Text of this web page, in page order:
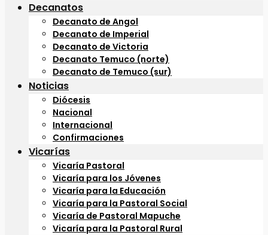
Decanatos
Decanato de Angol
Decanato de Imperial
Decanato de Victoria
Decanato Temuco (norte)
Decanato de Temuco (sur)
Noticias
Diócesis
Nacional
Internacional
Confirmaciones
Vicarías
Vicaría Pastoral
Vicaría para los Jóvenes
Vicaría para la Educación
Vicaría para la Pastoral Social
Vicaría de Pastoral Mapuche
Vicaría para la Pastoral Rural